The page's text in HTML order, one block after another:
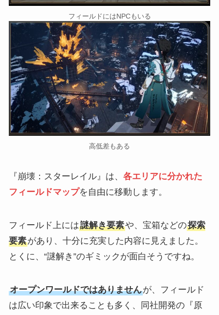
フィールドにはNPCもいる
高低差もある
『崩壊：スターレイル』は、 各エリアに分かれた
フィールドマップを自由に移動します。
フィールド上には謎解き要素や、宝箱などの探索
要素があり、十分に充実した内容に見えました。
とくに、“謎解き”のギミックが面白そうですね。
オープンワールドではありませんが、フィールド
は広い印象で出来ることも多く、同社開発の『原